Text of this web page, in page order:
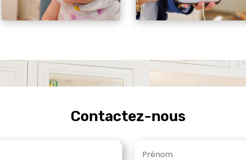
Contactez-nous